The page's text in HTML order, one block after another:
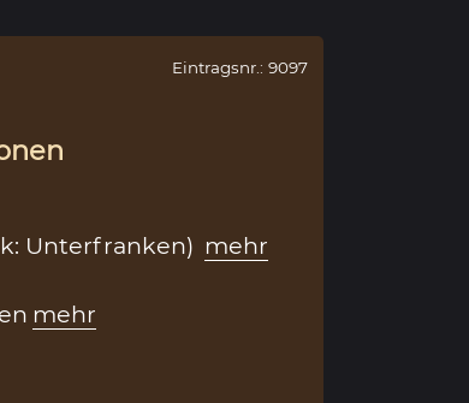
Eintragsnr.: 9097
Unterfranken) mehr
mehr